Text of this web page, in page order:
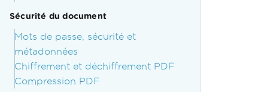
Sécurité du document
Mots de passe, sécurité et
métadonnées
Chiffrement et déchiffrement PDF
Compression PDF